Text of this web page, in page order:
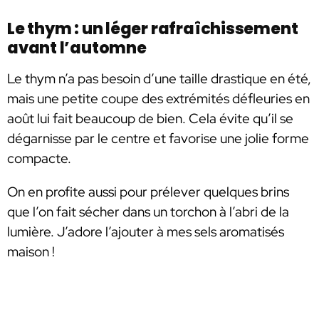
Le thym : un léger rafraîchissement
avant l’automne
Le thym n’a pas besoin d’une taille drastique en été,
mais une petite coupe des extrémités défleuries en
août lui fait beaucoup de bien. Cela évite qu’il se
dégarnisse par le centre et favorise une jolie forme
compacte.
On en profite aussi pour prélever quelques brins
que l’on fait sécher dans un torchon à l’abri de la
lumière. J’adore l’ajouter à mes sels aromatisés
maison !